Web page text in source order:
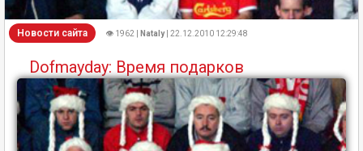
Новости сайта 👁 1962 | Nataly| 22.12.2010 12:29:48
Dofmayday: Время подарков